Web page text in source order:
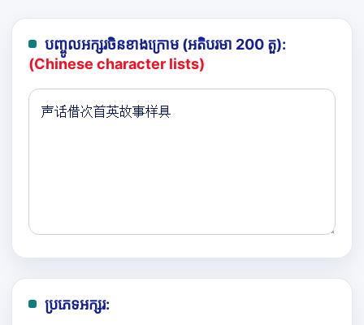
បញ្ចូលអក្សរចិនខាងក្រោម (អតិបរមា 200 តួ):
(Chinese character lists)
ប្រភេទអក្សរ: